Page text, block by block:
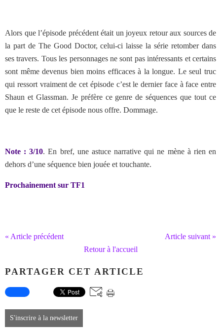
Alors que l’épisode précédent était un joyeux retour aux sources de
la part de The Good Doctor, celui-ci laisse la série retomber dans
ses travers. Tous les personnages ne sont pas intéressants et certains
sont même devenus bien moins efficaces à la longue. Le seul truc
qui ressort vraiment de cet épisode c’est le dernier face à face entre
Shaun et Glassman. Je préfère ce genre de séquences que tout ce
que le reste de cet épisode nous offre. Dommage.
Note : 3/10. En bref, une astuce narrative qui ne mène à rien en
dehors d’une séquence bien jouée et touchante.
Prochainement sur TF1
« Article précédent
Article suivant »
Retour à l'accueil
PARTAGER CET ARTICLE
S'inscrire à la newsletter